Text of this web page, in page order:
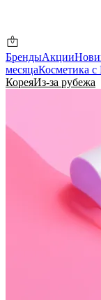
БрендыАкции
месяцаКосметика
КореяИз-за рубежа